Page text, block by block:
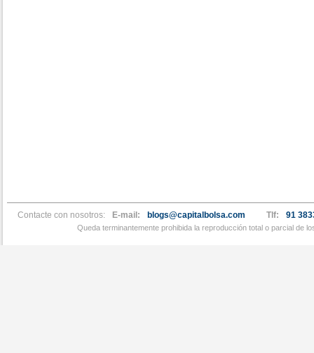
Contacte con nosotros: E-mail: blogs@capitalbolsa.com Tlf: 91
Queda terminantemente prohibida la reproducción total o parcial de